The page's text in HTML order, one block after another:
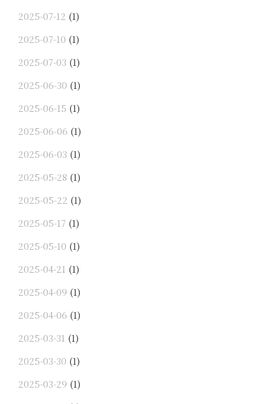
2025-07-12 (1)
2025-07-10 (1)
2025-07-03 (1)
2025-06-30 (1)
2025-06-15 (1)
2025-06-06 (1)
2025-06-03 (1)
2025-05-28 (1)
2025-05-22 (1)
2025-05-17 (1)
2025-05-10 (1)
2025-04-21 (1)
2025-04-09 (1)
2025-04-06 (1)
2025-03-31 (1)
2025-03-30 (1)
2025-03-29 (1)